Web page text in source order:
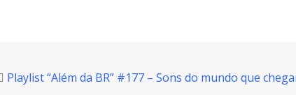
Playlist “Além da BR” #177 – Sons do mundo que